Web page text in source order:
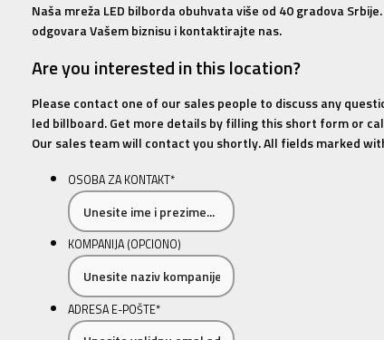
Naša mreža LED bilborda obuhvata više od 40 gradova
odgovara Vašem biznisu i kontaktirajte nas.
Are you interested in this location?
Please contact one of our sales people to discuss any
led billboard. Get more details by filling this short form or
Our sales team will contact you shortly. All fields marked
OSOBA ZA KONTAKT*
KOMPANIJA (OPCIONO)
ADRESA E-POŠTE*